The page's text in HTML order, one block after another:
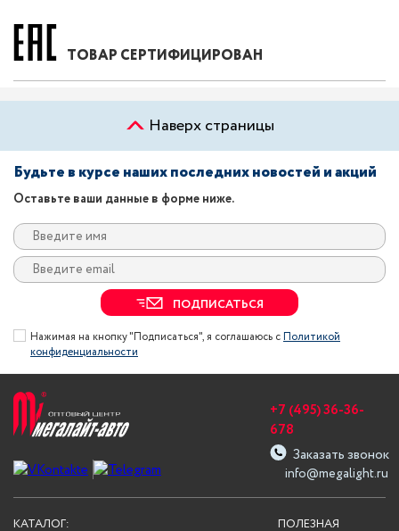
ТОВАР СЕРТИФИЦИРОВАН
Наверх страницы
Будьте в курсе наших последних новостей и акций
Оставьте ваши данные в форме ниже.
ПОДПИСАТЬСЯ
Нажимая на кнопку "Подписаться", я соглашаюсь сПолитикой
конфиденциальности
info@megalight.ru
+7 (495) 36-36-
678
Заказать звонок
ПОЛЕЗНАЯ
КАТАЛОГ: